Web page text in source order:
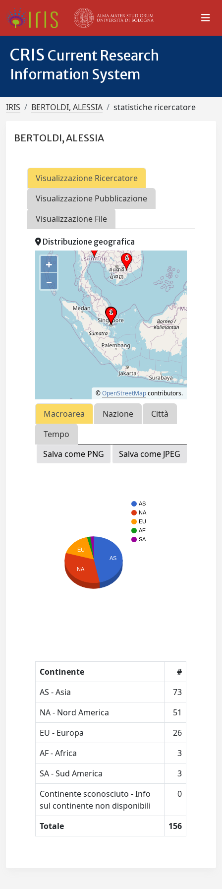
CRIS Current Research
Information System
IRIS BERTOLDI, ALESSIA statistiche ricercatore
BERTOLDI, ALESSIA
Visualizzazione Ricercatore
Visualizzazione Pubblicazione
Visualizzazione File
Distribuzione geografica
+
–
©OpenStreetMapcontributors.
Macroarea Nazione
Città
Tempo
Salva come PNG
Salva come JPEG
AS
NA
EU
AF
SA
AS
EU
NA
Continente
#
AS - Asia
73
NA - Nord America
51
EU - Europa
26
AF - Africa
3
SA - Sud America
3
Continente sconosciuto - Info
sul continente non disponibili
0
Totale 156